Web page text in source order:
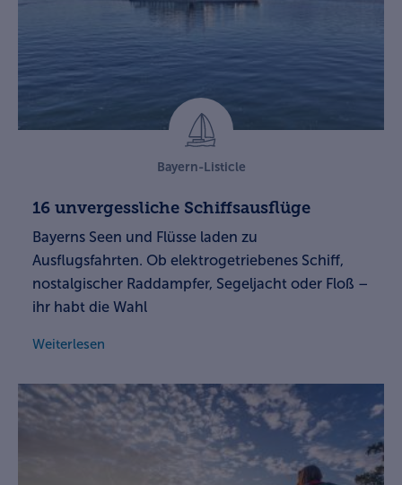
Bayern-Listicle
16 unvergessliche Schiffsausflüge
Bayerns Seen und Flüsse laden zu
Ausflugsfahrten. Ob elektrogetriebenes Schiff,
nostalgischer Raddampfer, Segeljacht oder Floß –
ihr habt die Wahl
Weiterlesen